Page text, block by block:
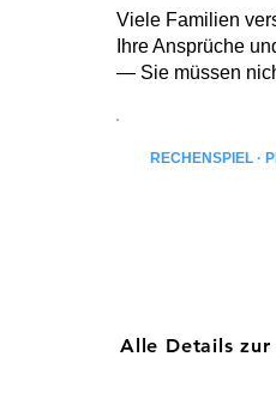
Viele Familien
Ihre Ansprüche
— Sie müssen
RECHENSPIEL ·
Alle Details zur